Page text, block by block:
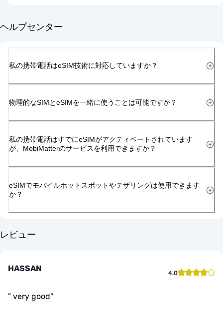
ヘルプセンター
私の携帯電話はeSIM技術に対応していますか？
物理的なSIMとeSIMを一緒に使うことは可能ですか？
私の携帯電話はすでにeSIMがアクティベートされています
が、MobiMatterのサービスを利用できますか？
eSIMでモバイルホットスポットやテザリングは使用できます
か？
レビュー
HASSAN 4.0
" very good"